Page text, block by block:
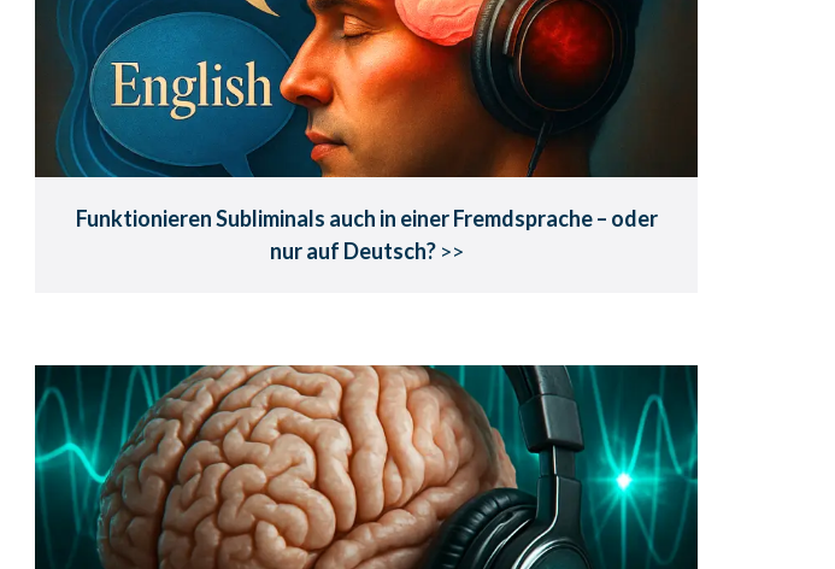
Warum vertraute Worte tiefere Spuren hinterlassen.
Funktionieren Subliminals auch in einer Fremdsprache– oder
nur auf Deutsch?>>
Sind Silent Subliminals gefährlich? 4
Mythen, die wir aus dem Weg räumen.
Wissenschaftlich geprüft. Klar erklärt. Missverständnisse
entlarvt.